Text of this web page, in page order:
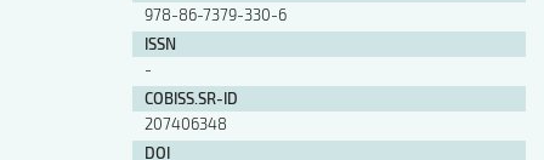
978-86-7379-330-6
ISSN
-
COBISS.SR-ID
207406348
DOI